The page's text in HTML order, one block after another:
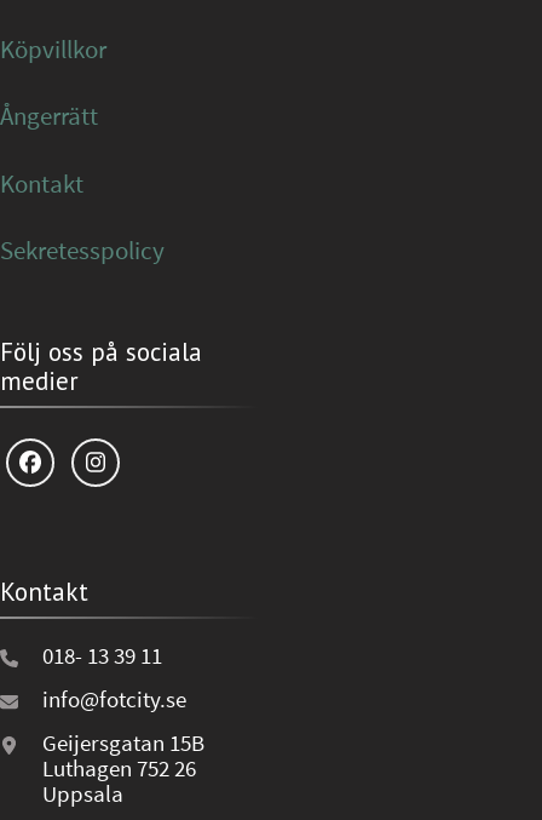
Köpvillkor
Ångerrätt
Kontakt
Sekretesspolicy
Följ oss på sociala
medier
Kontakt
018- 13 39 11
info@fotcity.se
Geijersgatan 15B
Luthagen 752 26
Uppsala